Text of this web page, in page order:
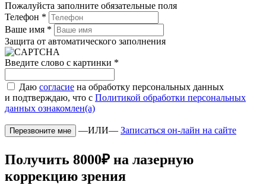
Пожалуйста заполните обязательные поля
Телефон *
Ваше имя *
Защита от автоматического заполнения
Введите слово с картинки *
Даю согласие на обработку персональных данных
и подтверждаю, что с Политикой обработки персональных
данных ознакомлен(а)
—ИЛИ— Записаться он-лайн на сайте
Получить 8000₽ на лазерную
коррекцию зрения